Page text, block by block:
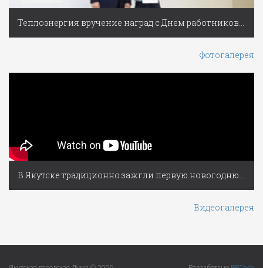
Теплоэнергия вручение наград с Днем работников ЖКХ
Фотогалерея
В Якутске традиционно зажгли первую новогоднюю ёлку России
Видеогалерея